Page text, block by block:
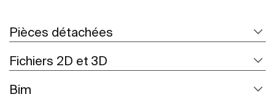
Pièces détachées
Fichiers 2D et 3D
Bim